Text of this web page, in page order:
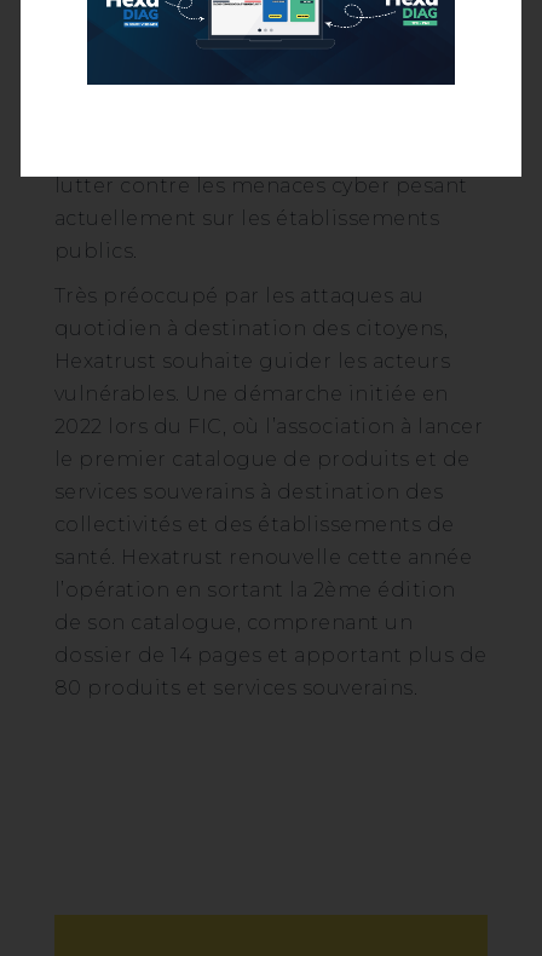
formations et d’accompagner le
développement de l’emploi dans les
territoires. Pouvoir s’appuyer au
lutter contre les menaces cyber pesant
actuellement sur les établissements
publics.
Très préoccupé par les attaques au
quotidien à destination des citoyens,
Hexatrust souhaite guider les acteurs
vulnérables. Une démarche initiée en
2022 lors du FIC, où l’association à lancer
le premier catalogue de produits et de
services souverains à destination des
collectivités et des établissements de
santé. Hexatrust renouvelle cette année
l’opération en sortant la 2ème édition
de son catalogue, comprenant un
dossier de 14 pages et apportant plus de
80 produits et services souverains.